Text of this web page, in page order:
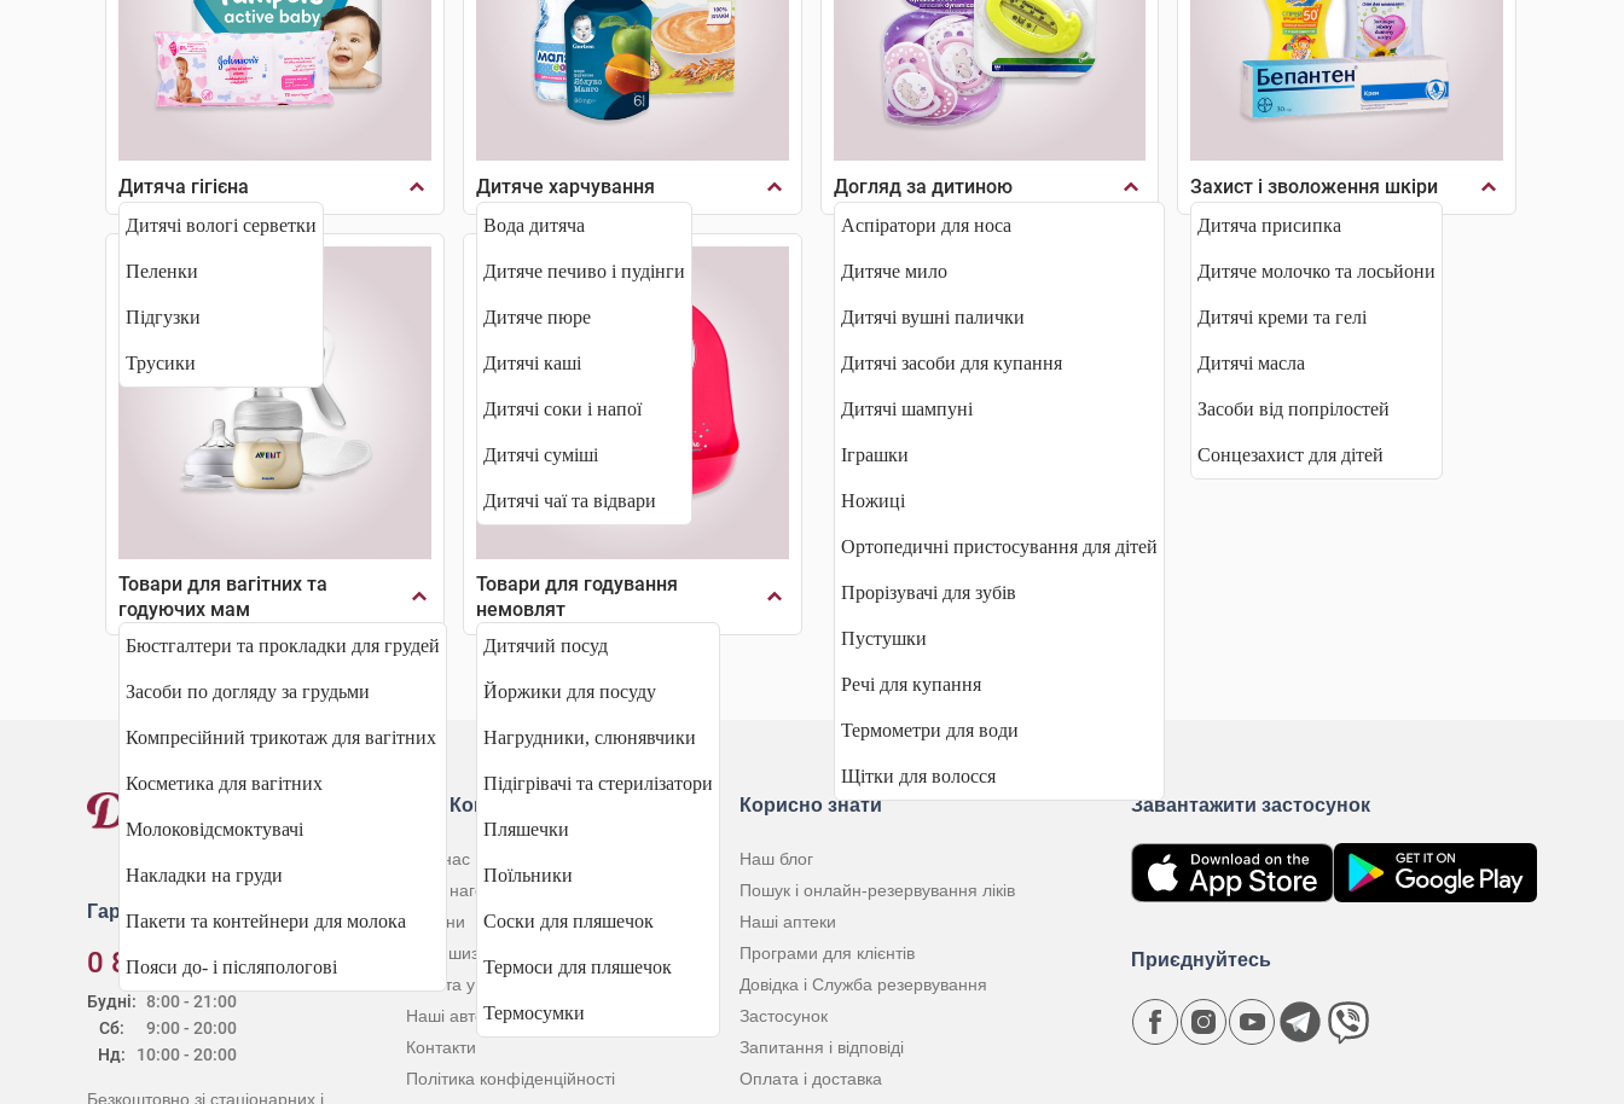
Дитяча гігієна
Дитячі вологі серветки
Пеленки
Підгузки
Трусики
Дитяче харчування
Вода дитяча
Дитяче печиво і пудінги
Дитяче пюре
Дитячі каші
Дитячі соки і напої
Дитячі суміші
Дитячі чаї та відвари
Догляд за дитиною
Аспіратори для носа
Дитяче мило
Дитячі вушні палички
Дитячі засоби для купання
Дитячі шампуні
Іграшки
Ножиці
Ортопедичні пристосування для дітей
Прорізувачі для зубів
Пустушки
Речі для купання
Термометри для води
Щітки для волосся
Захист і зволоження шкіри
Дитяча присипка
Дитяче молочко та лосьйони
Дитячі креми та гелі
Дитячі масла
Засоби від попрілостей
Сонцезахист для дітей
Товари для вагітних та
годуючих мам
Бюстгалтери та прокладки для грудей
Засоби по догляду за грудьми
Компресійний трикотаж для вагітних
Косметика для вагітних
Молоковідсмоктувачі
Накладки на груди
Пакети та контейнери для молока
Пояси до- і післяпологові
Товари для годування
немовлят
Дитячий посуд
Йоржики для посуду
Нагрудники, слюнявчики
Підігрівачі та стерилізатори
Пляшечки
Поїльники
Соски для пляшечок
Термоси для пляшечок
Термосумки
Гаряча лінія
0 800 30 20 60
Будні:
Сб:
Нд:
8:00 - 21:00
9:00 - 20:00
10:00 - 20:00
Безкоштовно зі стаціонарних і
Про Компанію
Про нас
Наші нагороди
Новини
Франшиза
Робота у нас
Наші автори
Контакти
Політика конфіденційності
Корисно знати
Наш блог
Пошук і онлайн-резервування ліків
Наші аптеки
Програми для клієнтів
Довідка і Служба резервування
Застосунок
Запитання і відповіді
Оплата і доставка
Завантажити застосунок
Приєднуйтесь